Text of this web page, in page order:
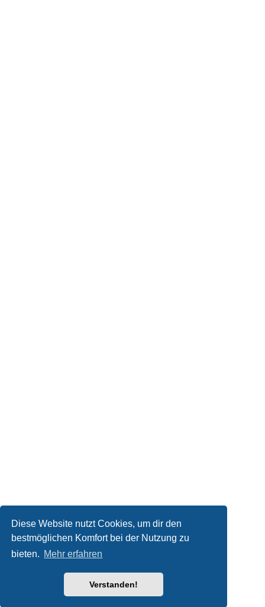
Diese Website nutzt Cookies, um dir den
bestmöglichen Komfort bei der Nutzung zu
bieten. Mehr erfahren
Verstanden!